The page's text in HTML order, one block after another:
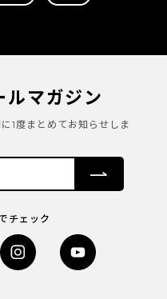
マガジン
1度まとめてお知らせしま
チェック